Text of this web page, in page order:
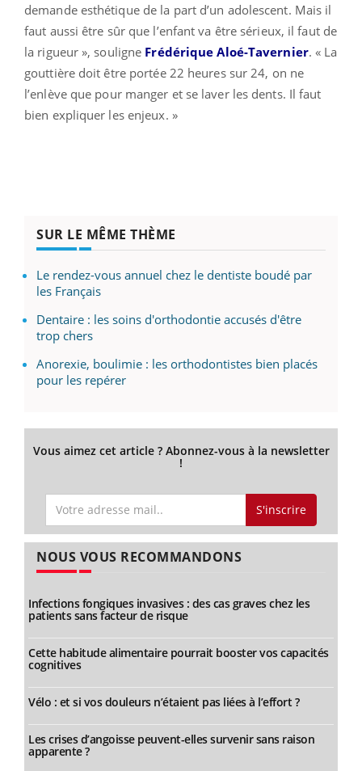
demande esthétique de la part d’un adolescent. Mais il
faut aussi être sûr que l’enfant va être sérieux, il faut de
la rigueur », souligne Frédérique Aloé-Tavernier. « La
gouttière doit être portée 22 heures sur 24, on ne
l’enlève que pour manger et se laver les dents. Il faut
bien expliquer les enjeux. »
SUR LE MÊME THÈME
Le rendez-vous annuel chez le dentiste boudé par
les Français
Dentaire : les soins d'orthodontie accusés d'être
trop chers
Anorexie, boulimie : les orthodontistes bien placés
pour les repérer
Vous aimez cet article ? Abonnez-vous à la newsletter
!
S'inscrire
NOUS VOUS RECOMMANDONS
Infections fongiques invasives : des cas graves chez les
patients sans facteur de risque
Cette habitude alimentaire pourrait booster vos capacités
cognitives
Vélo : et si vos douleurs n’étaient pas liées à l’effort ?
Les crises d’angoisse peuvent-elles survenir sans raison
apparente ?